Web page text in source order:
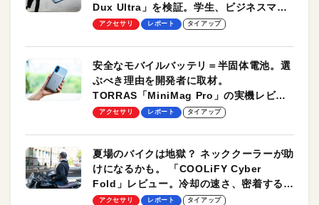
Dux Ultra」を検証。学生、ビジネスマン
のモバイルユースに最適！
アクセサリ レポート タイアップ
安全なモバイルバッテリ＝半固体電池。選
ぶべき理由を開発者に取材。
TORRAS「MiniMag Pro」の実機レビュ
ーも
アクセサリ レポート タイアップ
夏場のバイクは地獄？ ネッククーラーが助
けになるかも。 「COOLiFY Cyber
Fold」レビュー。冷却の速さ、密着する冷
却プレート、シンプルな操作性がグッド！
アクセサリ レポート タイアップ